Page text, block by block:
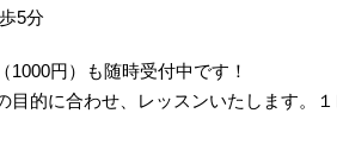
5分
円）も随時受付中です！
目的に合わせ、レッスンいたします。